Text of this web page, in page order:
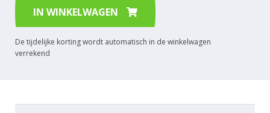
IN WINKELWAGEN
De tijdelijke korting wordt automatisch in de winkelwagen
verrekend